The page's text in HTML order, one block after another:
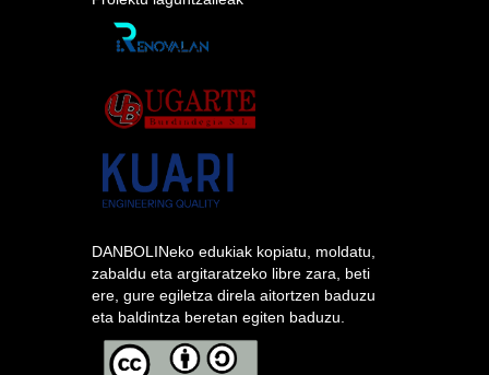
DANBOLINeko edukiak kopiatu, moldatu,
zabaldu eta argitaratzeko libre zara, beti
ere, gure egiletza direla aitortzen baduzu
eta baldintza beretan egiten baduzu.